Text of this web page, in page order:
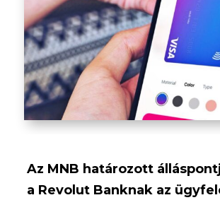
Az MNB határozott
a Revolut Banknak az